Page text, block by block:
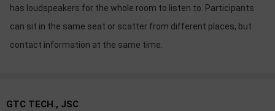
has loudspeakers for the whole room to listen to. Participants
can sit in the same seat or scatter from different places, but
contact information at the same time.
GTC TECH., JSC